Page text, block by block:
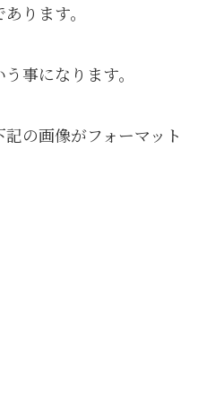
ります。
事になります。
の画像がフォーマット